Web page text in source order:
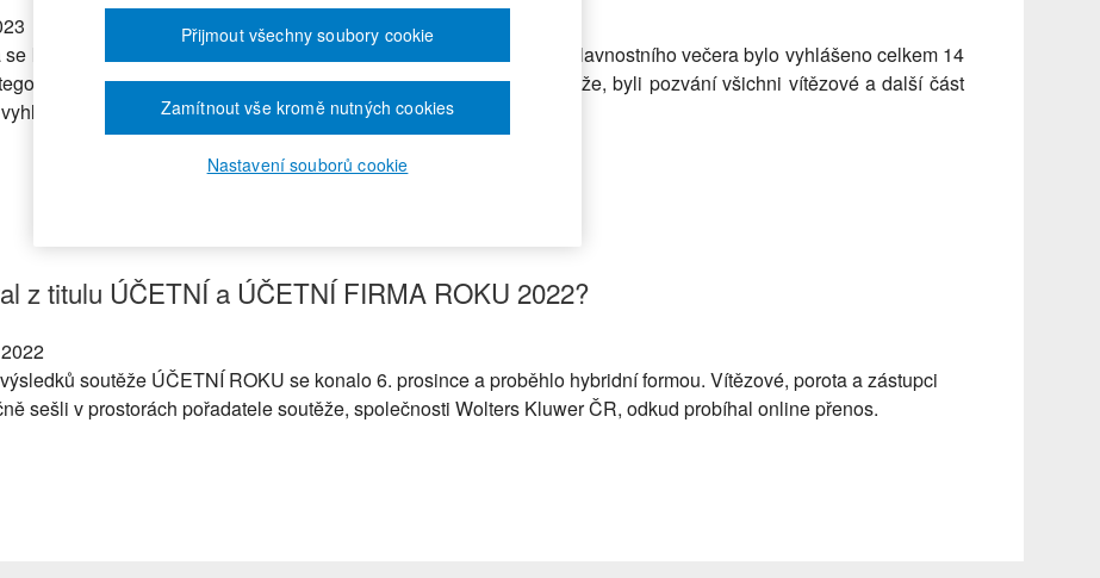
se konal již 13. ročník soutěže Daňař & daňová firma roku. Během slavnostního večera bylo vyhlášeno celkem 14
Do prostor společnosti Wolters Kluwer ČR, pořadatele soutěže, byli pozvání všichni vítězové a další část
v rámci online přenosu.
z titulu ÚČETNÍ a ÚČETNÍ FIRMA ROKU 2022?
soutěže ÚČETNÍ ROKU se konalo 6. prosince a proběhlo hybridní formou. Vítězové, porota a zástupci
sešli v prostorách pořadatele soutěže, společnosti Wolters Kluwer ČR, odkud probíhal online přenos.
Nastavení souborů cookie
Zamítnout vše kromě nutných cookies
Přijmout všechny soubory cookie